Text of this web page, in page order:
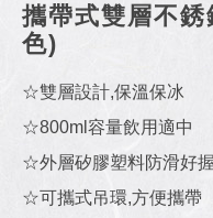
攜帶式雙層不
色)
☆雙層設計,保溫保冰
☆800ml容量飲用適中
☆外層矽膠塑料防滑好握
☆可攜式吊環,方便攜帶